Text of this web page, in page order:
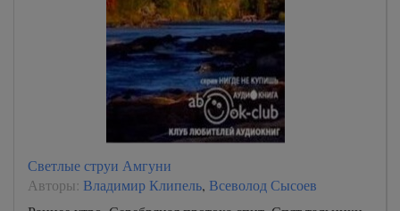
Светлые струи Амгуни
Авторы: Владимир Клипель, Всеволод Сысоев